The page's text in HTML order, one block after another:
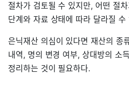
절차가 검토될 수 있지만, 어떤 절
단계와 자료 상태에 따라 달라질 수
은닉재산 의심이 있다면 재산의 종
내역, 명의 변경 여부, 상대방의 소
정리하는 것이 필요하다.